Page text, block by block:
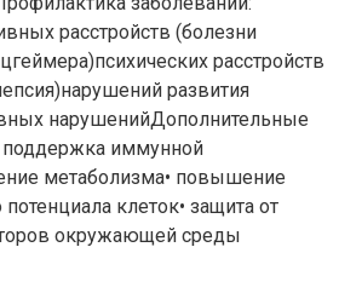
расстройств (болезни
расстройств
развития
нарушенийДополнительные
поддержка иммунной
метаболизма• повышение
потенциала клеток• защита от
окружающей среды